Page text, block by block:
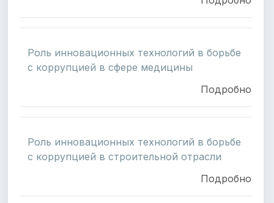
Роль инновационных технологий в борьбе
с коррупцией в сфере медицины
Подробно
Роль инновационных технологий в борьбе
с коррупцией в строительной отрасли
Подробно